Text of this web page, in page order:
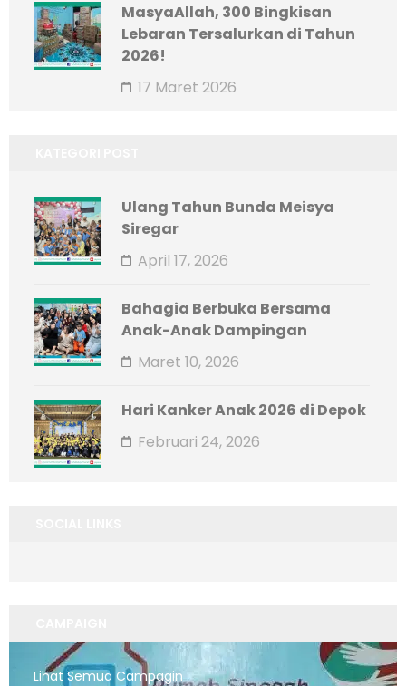
MasyaAllah, 300 Bingkisan
Lebaran Tersalurkan di Tahun
2026!
17 Maret 2026
Ulang Tahun Bunda Meisya
Siregar
April 17, 2026
Bahagia Berbuka Bersama
Anak-Anak Dampingan
Maret 10, 2026
Hari Kanker Anak 2026 di Depok
Februari 24, 2026
Lihat Semua Campagin